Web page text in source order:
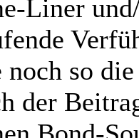
Liner
noch so
der